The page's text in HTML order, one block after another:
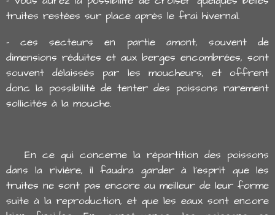
truites restées sur place après le frai hivernal.
- ces secteurs en partie amont, souvent de
dimensions réduites et aux berges encombrées, sont
souvent délaissés par les moucheurs, et offrent
donc la possibilité de tenter des poissons rarement
sollicités à la mouche.
En ce qui concerne la répartition des poissons
dans la rivière, il faudra garder à l'esprit que les
truites ne sont pas encore au meilleur de leur forme
suite à la reproduction, et que les eaux sont encore